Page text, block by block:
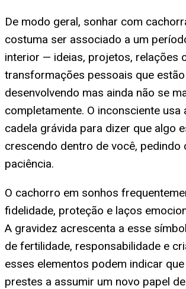
De modo geral, sonhar com
costuma ser associado a um
interior — ideias, projetos, relações
transformações pessoais que
desenvolvendo mas ainda não se
completamente. O inconsciente usa
cadela grávida para dizer que algo
crescendo dentro de você, pedindo
paciência.
O cachorro em sonhos
fidelidade, proteção e laços
A gravidez acrescenta a esse
de fertilidade, responsabilidade e
esses elementos podem indicar
prestes a assumir um novo papel